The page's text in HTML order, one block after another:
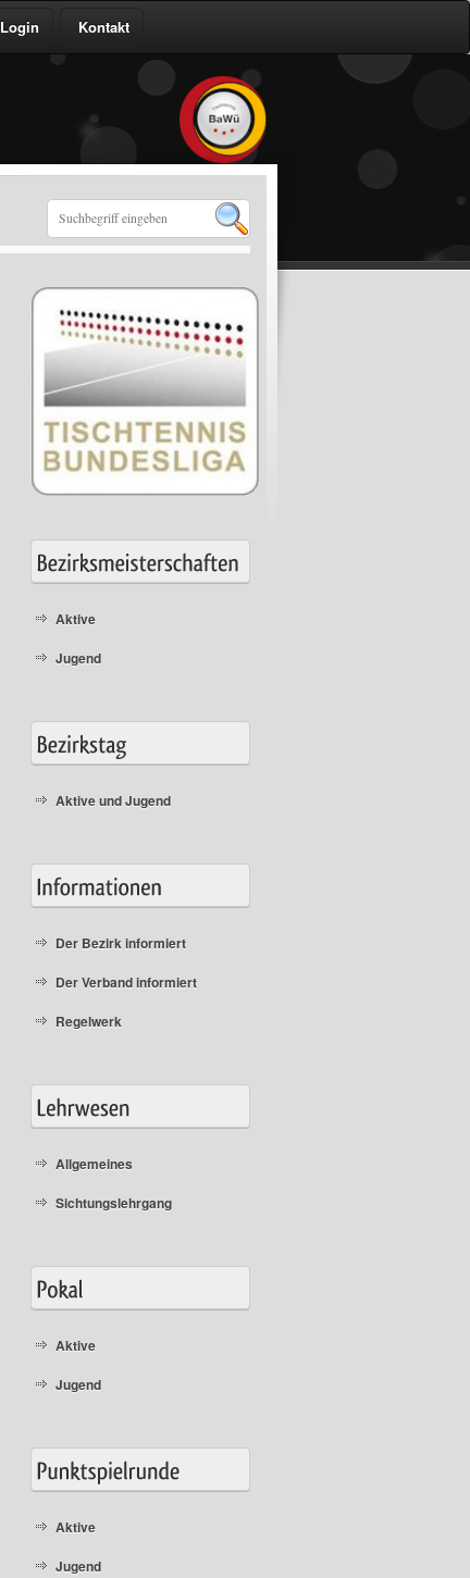
Login Kontakt
Aktive
Jugend
Aktive und Jugend
Der Bezirk informiert
Der Verband informiert
Regelwerk
Allgemeines
Sichtungslehrgang
Aktive
Jugend
Aktive
Jugend